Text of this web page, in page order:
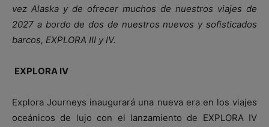
vez Alaska y de ofrecer muchos de nuestros viajes de
2027 a bordo de dos de nuestros nuevos y sofisticados
barcos, EXPLORA III y IV.
EXPLORA IV
Explora Journeys inaugurará una nueva era en los viajes
oceánicos de lujo con el lanzamiento de EXPLORA IV